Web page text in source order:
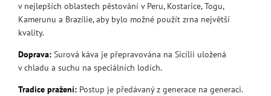
v nejlepších oblastech pěstování v Peru, Kostarice, Togu,
Kamerunu a Brazílie, aby bylo možné použít zrna největší
kvality.
Doprava: Surová káva je přepravována na Sicílii uložená
v chladu a suchu na speciálních lodích.
Tradice pražení: Postup je předávaný z generace na generaci.